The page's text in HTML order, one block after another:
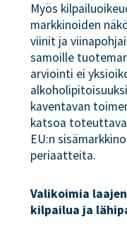
Myös
markkinoiden
viinit ja
samoille
arviointi ei
kaventavan
katsoa
EU:n
periaatteita.
Valikoimia
kilpailua ja